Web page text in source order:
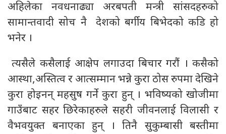
अहिलेका नवधनाढ्या अरबपती मन्त्री सांसदहरुको
सामान्तवादी सोच नै देशको बर्गीय बिभेदको कडि हो
भनेर ।
त्यसैले कसैलाई आक्षेप लगाउदा बिचार गरौं । कसैको
आस्था,अस्तित्व र आत्सम्मान भन्ने कुरा ठोस रुपमा देखिने
कुरा होइनन् महसुष गर्ने कुरा हुन् । भविष्यको खोजीमा
गाउँबाट सहर छिरेकाहरुले सहरी जीवनलाई विलासी र
वैभवयुक्त बनाएका हुन् । तिनै सुकुम्बासी बस्तीमा